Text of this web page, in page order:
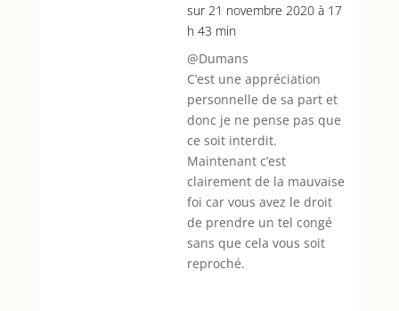
sur 21 novembre 2020 à 17
h 43 min
@Dumans
C’est une appréciation
personnelle de sa part et
donc je ne pense pas que
ce soit interdit.
Maintenant c’est
clairement de la mauvaise
foi car vous avez le droit
de prendre un tel congé
sans que cela vous soit
reproché.